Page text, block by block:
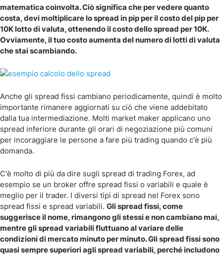
matematica coinvolta. Ciò significa che per vedere quanto
costa, devi moltiplicare lo spread in pip per il costo del pip per
10K lotto di valuta, ottenendo il costo dello spread per 10K.
Ovviamente, il tuo costo aumenta del numero di lotti di valuta
che stai scambiando.
Anche gli spread fissi cambiano periodicamente, quindi è molto
importante rimanere aggiornati su ciò che viene addebitato
dalla tua intermediazione. Molti market maker applicano uno
spread inferiore durante gli orari di negoziazione più comuni
per incoraggiare le persone a fare più trading quando c'è più
domanda.
C'è molto di più da dire sugli spread di trading Forex, ad
esempio se un broker offre spread fissi o variabili e quale è
meglio per il trader. I diversi tipi di spread nel Forex sono
spread fissi e spread variabili. Gli spread fissi, come
suggerisce il nome, rimangono gli stessi e non cambiano mai,
mentre gli spread variabili fluttuano al variare delle
condizioni di mercato minuto per minuto. Gli spread fissi sono
quasi sempre superiori agli spread variabili, perché includono